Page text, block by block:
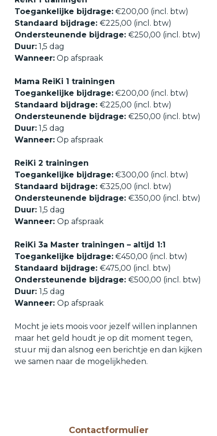
Toegankelijke bijdrage: €200,00 (incl. btw)
Standaard bijdrage: €225,00 (incl. btw)
Ondersteunende bijdrage: €250,00 (incl. btw)
Duur: 1,5 dag
Wanneer: Op afspraak
Mama ReiKi 1 trainingen
Toegankelijke bijdrage: €200,00 (incl. btw)
Standaard bijdrage: €225,00 (incl. btw)
Ondersteunende bijdrage: €250,00 (incl. btw)
Duur: 1,5 dag
Wanneer: Op afspraak
ReiKi 2 trainingen
Toegankelijke bijdrage: €300,00 (incl. btw)
Standaard bijdrage: €325,00 (incl. btw)
Ondersteunende bijdrage: €350,00 (incl. btw)
Duur: 1,5 dag
Wanneer: Op afspraak
ReiKi 3a Master trainingen – altijd 1:1
Toegankelijke bijdrage: €450,00 (incl. btw)
Standaard bijdrage: €475,00 (incl. btw)
Ondersteunende bijdrage: €500,00 (incl. btw)
Duur: 1,5 dag
Wanneer: Op afspraak
Mocht je iets moois voor jezelf willen inplannen
maar het geld houdt je op dit moment tegen,
stuur mij dan alsnog een berichtje en dan kijken
we samen naar de mogelijkheden.
Contactformulier